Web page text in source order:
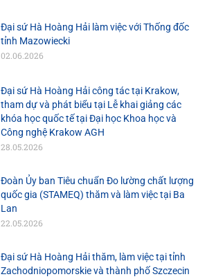
Đại sứ Hà Hoàng Hải làm việc với Thống đốc
tỉnh Mazowiecki
02.06.2026
Đại sứ Hà Hoàng Hải công tác tại Krakow,
tham dự và phát biểu tại Lễ khai giảng các
khóa học quốc tế tại Đại học Khoa học và
Công nghệ Krakow AGH
28.05.2026
Đoàn Ủy ban Tiêu chuẩn Đo lường chất lượng
quốc gia (STAMEQ) thăm và làm việc tại Ba
Lan
22.05.2026
Đại sứ Hà Hoàng Hải thăm, làm việc tại tỉnh
Zachodniopomorskie và thành phố Szczecin